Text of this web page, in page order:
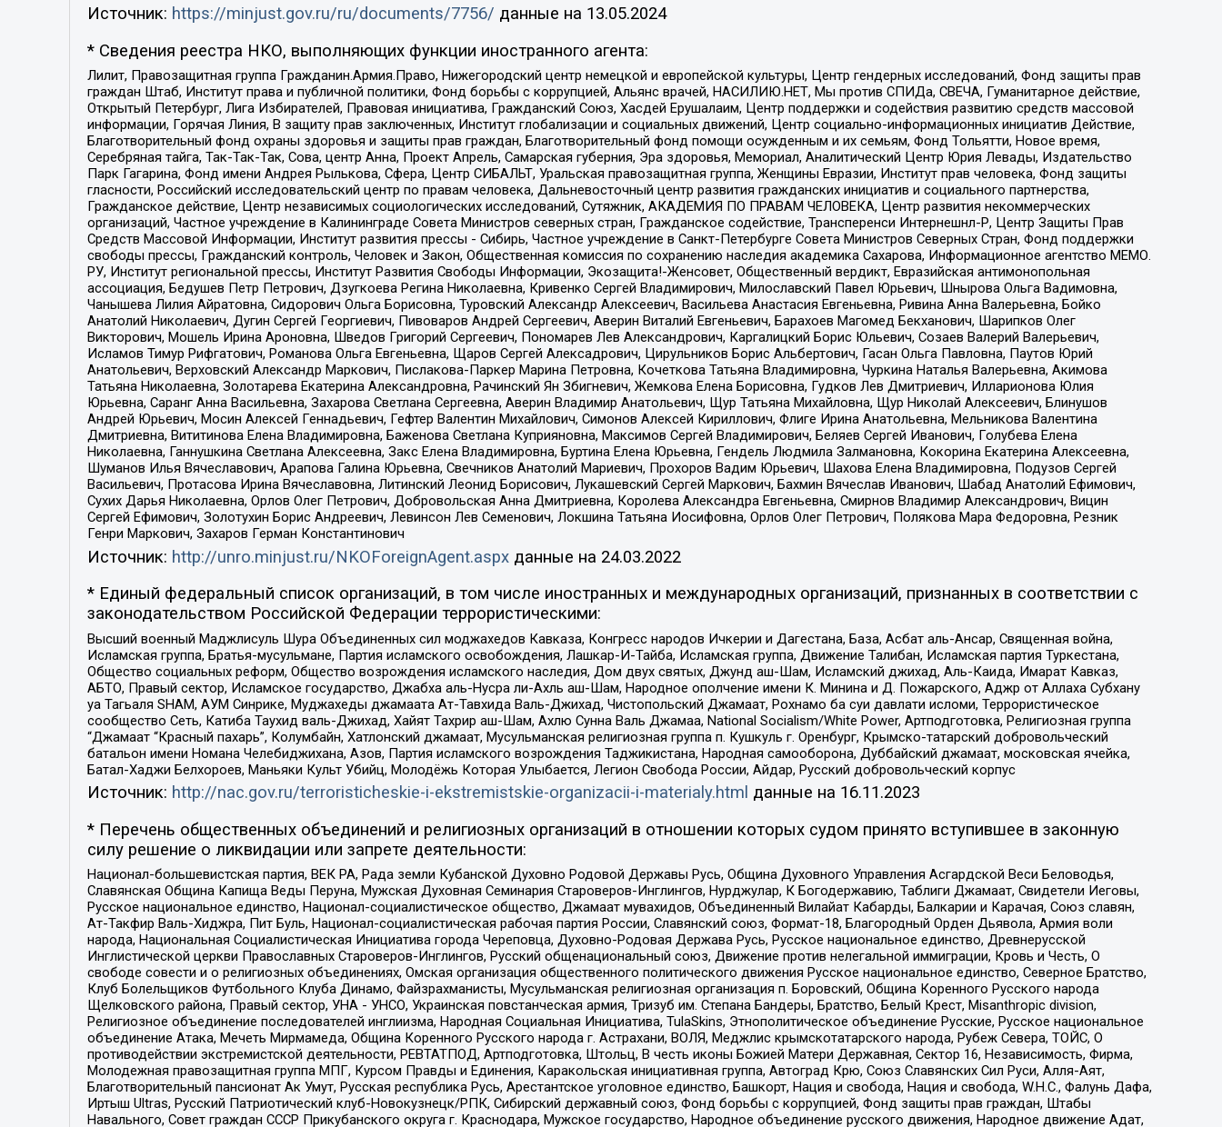
Источник: https://minjust.gov.ru/ru/documents/7756/ данные на 13.05.2024
* Сведения реестра НКО, выполняющих функции иностранного агента:
Лилит, Правозащитная группа Гражданин.Армия.Право, Нижегородский центр немецкой и европейской культуры, Центр гендерных исследований, Фонд защиты прав
граждан Штаб, Институт права и публичной политики, Фонд борьбы с коррупцией, Альянс врачей, НАСИЛИЮ.НЕТ, Мы против СПИДа, СВЕЧА, Гуманитарное действие,
Открытый Петербург, Лига Избирателей, Правовая инициатива, Гражданский Союз, Хасдей Ерушалаим, Центр поддержки и содействия развитию средств массовой
информации, Горячая Линия, В защиту прав заключенных, Институт глобализации и социальных движений, Центр социально-информационных инициатив Действие,
Благотворительный фонд охраны здоровья и защиты прав граждан, Благотворительный фонд помощи осужденным и их семьям, Фонд Тольятти, Новое время,
Серебряная тайга, Так-Так-Так, Сова, центр Анна, Проект Апрель, Самарская губерния, Эра здоровья, Мемориал, Аналитический Центр Юрия Левады, Издательство
Парк Гагарина, Фонд имени Андрея Рылькова, Сфера, Центр СИБАЛЬТ, Уральская правозащитная группа, Женщины Евразии, Институт прав человека, Фонд защиты
гласности, Российский исследовательский центр по правам человека, Дальневосточный центр развития гражданских инициатив и социального партнерства,
Гражданское действие, Центр независимых социологических исследований, Сутяжник, АКАДЕМИЯ ПО ПРАВАМ ЧЕЛОВЕКА, Центр развития некоммерческих
организаций, Частное учреждение в Калининграде Совета Министров северных стран, Гражданское содействие, Трансперенси Интернешнл-Р, Центр Защиты Прав
Средств Массовой Информации, Институт развития прессы - Сибирь, Частное учреждение в Санкт-Петербурге Совета Министров Северных Стран, Фонд поддержки
свободы прессы, Гражданский контроль, Человек и Закон, Общественная комиссия по сохранению наследия академика Сахарова, Информационное агентство МЕМО.
РУ, Институт региональной прессы, Институт Развития Свободы Информации, Экозащита!-Женсовет, Общественный вердикт, Евразийская антимонопольная
ассоциация, Бедушев Петр Петрович, Дзугкоева Регина Николаевна, Кривенко Сергей Владимирович, Милославский Павел Юрьевич, Шнырова Ольга Вадимовна,
Чанышева Лилия Айратовна, Сидорович Ольга Борисовна, Туровский Александр Алексеевич, Васильева Анастасия Евгеньевна, Ривина Анна Валерьевна, Бойко
Анатолий Николаевич, Дугин Сергей Георгиевич, Пивоваров Андрей Сергеевич, Аверин Виталий Евгеньевич, Барахоев Магомед Бекханович, Шарипков Олег
Викторович, Мошель Ирина Ароновна, Шведов Григорий Сергеевич, Пономарев Лев Александрович, Каргалицкий Борис Юльевич, Созаев Валерий Валерьевич,
Исламов Тимур Рифгатович, Романова Ольга Евгеньевна, Щаров Сергей Алексадрович, Цирульников Борис Альбертович, Гасан Ольга Павловна, Паутов Юрий
Анатольевич, Верховский Александр Маркович, Пислакова-Паркер Марина Петровна, Кочеткова Татьяна Владимировна, Чуркина Наталья Валерьевна, Акимова
Татьяна Николаевна, Золотарева Екатерина Александровна, Рачинский Ян Збигневич, Жемкова Елена Борисовна, Гудков Лев Дмитриевич, Илларионова Юлия
Юрьевна, Саранг Анна Васильевна, Захарова Светлана Сергеевна, Аверин Владимир Анатольевич, Щур Татьяна Михайловна, Щур Николай Алексеевич, Блинушов
Андрей Юрьевич, Мосин Алексей Геннадьевич, Гефтер Валентин Михайлович, Симонов Алексей Кириллович, Флиге Ирина Анатольевна, Мельникова Валентина
Дмитриевна, Вититинова Елена Владимировна, Баженова Светлана Куприяновна, Максимов Сергей Владимирович, Беляев Сергей Иванович, Голубева Елена
Николаевна, Ганнушкина Светлана Алексеевна, Закс Елена Владимировна, Буртина Елена Юрьевна, Гендель Людмила Залмановна, Кокорина Екатерина Алексеевна,
Шуманов Илья Вячеславович, Арапова Галина Юрьевна, Свечников Анатолий Мариевич, Прохоров Вадим Юрьевич, Шахова Елена Владимировна, Подузов Сергей
Васильевич, Протасова Ирина Вячеславовна, Литинский Леонид Борисович, Лукашевский Сергей Маркович, Бахмин Вячеслав Иванович, Шабад Анатолий Ефимович,
Сухих Дарья Николаевна, Орлов Олег Петрович, Добровольская Анна Дмитриевна, Королева Александра Евгеньевна, Смирнов Владимир Александрович, Вицин
Сергей Ефимович, Золотухин Борис Андреевич, Левинсон Лев Семенович, Локшина Татьяна Иосифовна, Орлов Олег Петрович, Полякова Мара Федоровна, Резник
Генри Маркович, Захаров Герман Константинович
Источник: http://unro.minjust.ru/NKOForeignAgent.aspxданные на 24.03.2022
* Единый федеральный список организаций, в том числе иностранных и международных организаций, признанных в соответствии с
законодательством Российской Федерации террористическими:
Высший военный Маджлисуль Шура Объединенных сил моджахедов Кавказа, Конгресс народов Ичкерии и Дагестана, База, Асбат аль-Ансар, Священная война,
Исламская группа, Братья-мусульмане, Партия исламского освобождения, Лашкар-И-Тайба, Исламская группа, Движение Талибан, Исламская партия Туркестана,
Общество социальных реформ, Общество возрождения исламского наследия, Дом двух святых, Джунд аш-Шам, Исламский джихад, Аль-Каида, Имарат Кавказ,
АБТО, Правый сектор, Исламское государство, Джабха аль-Нусра ли-Ахль аш-Шам, Народное ополчение имени К. Минина и Д. Пожарского, Аджр от Аллаха Субхану
уа Тагьаля SHAM, АУМ Синрике, Муджахеды джамаата Ат-Тавхида Валь-Джихад, Чистопольский Джамаат, Рохнамо ба суи давлати исломи, Террористическое
сообщество Сеть, Катиба Таухид валь-Джихад, Хайят Тахрир аш-Шам, Ахлю Сунна Валь Джамаа, National Socialism/White Power, Артподготовка, Религиозная группа
“Джамаат “Красный пахарь”, Колумбайн, Хатлонский джамаат, Мусульманская религиозная группа п. Кушкуль г. Оренбург, Крымско-татарский добровольческий
батальон имени Номана Челебиджихана, Азов, Партия исламского возрождения Таджикистана, Народная самооборона, Дуббайский джамаат, московская ячейка,
Батал-Хаджи Белхороев, Маньяки Культ Убийц, Молодёжь Которая Улыбается, Легион Свобода России, Айдар, Русский добровольческий корпус
Источник: http://nac.gov.ru/terroristicheskie-i-ekstremistskie-organizacii-i-materialy.html данные на 16.11.2023
* Перечень общественных объединений и религиозных организаций в отношении которых судом принято вступившее в законную
силу решение о ликвидации или запрете деятельности:
Национал-большевистская партия, ВЕК РА, Рада земли Кубанской Духовно Родовой Державы Русь, Община Духовного Управления Асгардской Веси Беловодья,
Славянская Община Капища Веды Перуна, Мужская Духовная Семинария Староверов-Инглингов, Нурджулар, К Богодержавию, Таблиги Джамаат, Свидетели Иеговы,
Русское национальное единство, Национал-социалистическое общество, Джамаат мувахидов, Объединенный Вилайат Кабарды, Балкарии и Карачая, Союз славян,
Ат-Такфир Валь-Хиджра, Пит Буль, Национал-социалистическая рабочая партия России, Славянский союз, Формат-18, Благородный Орден Дьявола, Армия воли
народа, Национальная Социалистическая Инициатива города Череповца, Духовно-Родовая Держава Русь, Русское национальное единство, Древнерусской
Инглистической церкви Православных Староверов-Инглингов, Русский общенациональный союз, Движение против нелегальной иммиграции, Кровь и Честь, О
свободе совести и о религиозных объединениях, Омская организация общественного политического движения Русское национальное единство, Северное Братство,
Клуб Болельщиков Футбольного Клуба Динамо, Файзрахманисты, Мусульманская религиозная организация п. Боровский, Община Коренного Русского народа
Щелковского района, Правый сектор, УНА - УНСО, Украинская повстанческая армия, Тризуб им. Степана Бандеры, Братство, Белый Крест, Misanthropic division,
Религиозное объединение последователей инглиизма, Народная Социальная Инициатива, TulaSkins, Этнополитическое объединение Русские, Русское национальное
объединение Атака, Мечеть Мирмамеда, Община Коренного Русского народа г. Астрахани, ВОЛЯ, Меджлис крымскотатарского народа, Рубеж Севера, ТОЙС, О
противодействии экстремистской деятельности, РЕВТАТПОД, Артподготовка, Штольц, В честь иконы Божией Матери Державная, Сектор 16, Независимость, Фирма,
Молодежная правозащитная группа МПГ, Курсом Правды и Единения, Каракольская инициативная группа, Автоград Крю, Союз Славянских Сил Руси, Алля-Аят,
Благотворительный пансионат Ак Умут, Русская республика Русь, Арестантское уголовное единство, Башкорт, Нация и свобода, Нация и свобода, W.H.С., Фалунь Дафа,
Иртыш Ultras, Русский Патриотический клуб-Новокузнецк/РПК, Сибирский державный союз, Фонд борьбы с коррупцией, Фонд защиты прав граждан, Штабы
Навального, Совет граждан СССР Прикубанского округа г. Краснодара, Мужское государство, Народное объединение русского движения, Народное движение Адат,